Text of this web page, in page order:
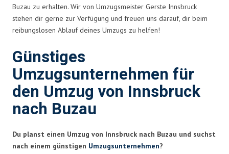
Buzau zu erhalten. Wir von Umzugsmeister Gerste Innsbruck
stehen dir gerne zur Verfügung und freuen uns darauf, dir beim
reibungslosen Ablauf deines Umzugs zu helfen!
Günstiges
Umzugsunternehmen für
den Umzug von Innsbruck
nach Buzau
Du planst einen Umzug von Innsbruck nach Buzau und suchst
nach einem günstigen Umzugsunternehmen?